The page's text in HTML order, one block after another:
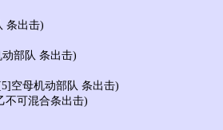
条出击)
部队 条出击)
空母机动部队 条出击)
不可混合条出击)